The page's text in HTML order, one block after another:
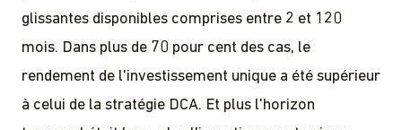
glissantes disponibles comprises entre 2 et 120
mois. Dans plus de 70 pour cent des cas, le
rendement de l'investissement unique a été supérieur
à celui de la stratégie DCA. Et plus l'horizon